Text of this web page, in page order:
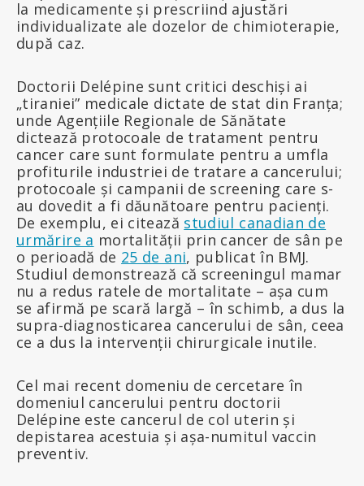
la medicamente și prescriind ajustări
individualizate ale dozelor de chimioterapie,
după caz.
Doctorii Delépine sunt critici deschiși ai
„tiraniei” medicale dictate de stat din Franța;
unde Agențiile Regionale de Sănătate
dictează protocoale de tratament pentru
cancer care sunt formulate pentru a umfla
profiturile industriei de tratare a cancerului;
protocoale și campanii de screening care s-
au dovedit a fi dăunătoare pentru pacienți.
De exemplu, ei citează studiul canadian de
urmărire a mortalității prin cancer de sân pe
o perioadă de 25 de ani, publicat în BMJ.
Studiul demonstrează că screeningul mamar
nu a redus ratele de mortalitate – așa cum
se afirmă pe scară largă – în schimb, a dus la
supra-diagnosticarea cancerului de sân, ceea
ce a dus la intervenții chirurgicale inutile.
Cel mai recent domeniu de cercetare în
domeniul cancerului pentru doctorii
Delépine este cancerul de col uterin și
depistarea acestuia și așa-numitul vaccin
preventiv.